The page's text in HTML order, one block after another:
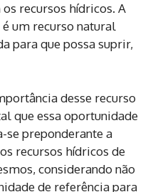
recursos hídricos. A
um recurso natural
para que possa suprir,
desse recurso
que essa oportunidade
se preponderante a
recursos hídricos de
considerando não
de referência para